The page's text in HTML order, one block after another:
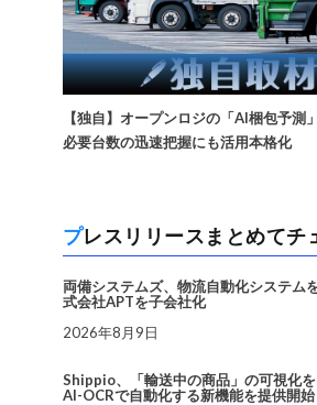
【独自】オープンロジの「AI梱包予測
必要台数の迅速把握にも活用本格化
プレスリリースまとめてチ
両備システムズ、物流自動化システム
式会社APTを子会社化
2026年8月9日
Shippio、「輸送中の商品」の可視化
AI-OCRで自動化する新機能を提供開始